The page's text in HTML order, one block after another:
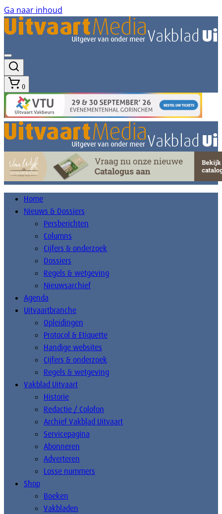
Ga naar inhoud
0
Home
Nieuws & Dossiers
Persberichten
Columns
Cijfers & onderzoek
Dossiers
Regels & wetgeving
Nieuwsarchief
Agenda
Uitvaartbranche
Opleidingen
Protocol & Etiquette
Handige websites
Cijfers & onderzoek
Regels & wetgeving
Vakblad Uitvaart
Historie
Redactie / Colofon
Archief Vakblad Uitvaart
Servicepagina
Abonneren
Adverteren
Losse nummers
Shop
Boeken
Vakbladen